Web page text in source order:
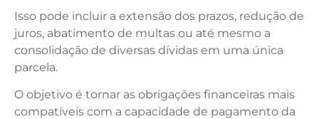
Isso pode incluir a extensão dos prazos, redução de
juros, abatimento de multas ou até mesmo a
consolidação de diversas dívidas em uma única
parcela.
O objetivo é tornar as obrigações financeiras mais
compatíveis com a capacidade de pagamento da